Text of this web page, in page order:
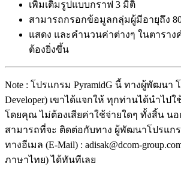
เพิ่มเติมรูปแบบกราฟ 3 มิติ
สามารถกรอกข้อมูลกลุ่มผู้มีอายุถึง
แสดง และคำนวนค่าต่างๆ ในตารา
ต้องยิ่งขึ้น
Note : โปรแกรม PyramidG นี้ ทางผู้พัฒนา
Developer) เขาได้แจกให้ ทุกท่านได้นำไปใ
โดยคุณ ไม่ต้องเสียค่าใช้จ่ายใดๆ ทั้งสิ้น น
สามารถที่จะ ติดต่อกับทาง ผู้พัฒนาโปรแก
ทางอีเมล (E-Mail) : adisak@dcom-
ภาษาไทย) ได้ทันทีเลย